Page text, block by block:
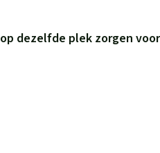
dezelfde plek zorgen